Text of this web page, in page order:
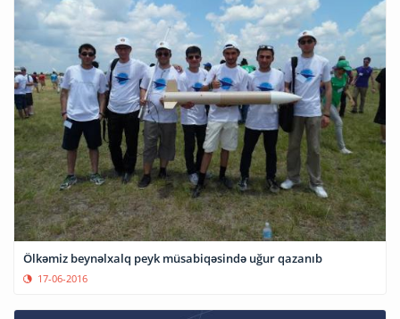
Ölkəmiz beynəlxalq peyk müsabiqəsində uğur qazanıb
17-06-2016